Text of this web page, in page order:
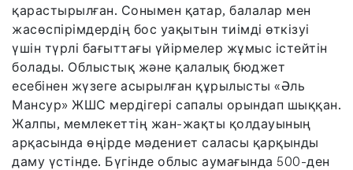
қарастырылған. Сонымен қатар, балалар мен
жасөспірімдердің бос уақытын тиімді өткізуі
үшін түрлі бағыттағы үйірмелер жұмыс істейтін
болады. Облыстық және қалалық бюджет
есебінен жүзеге асырылған құрылысты «Әль
Мансур» ЖШС мердігері сапалы орындап шыққан.
Жалпы, мемлекеттің жан-жақты қолдауының
арқасында өңірде мәдениет саласы қарқынды
даму үстінде. Бүгінде облыс аумағында 500-ден